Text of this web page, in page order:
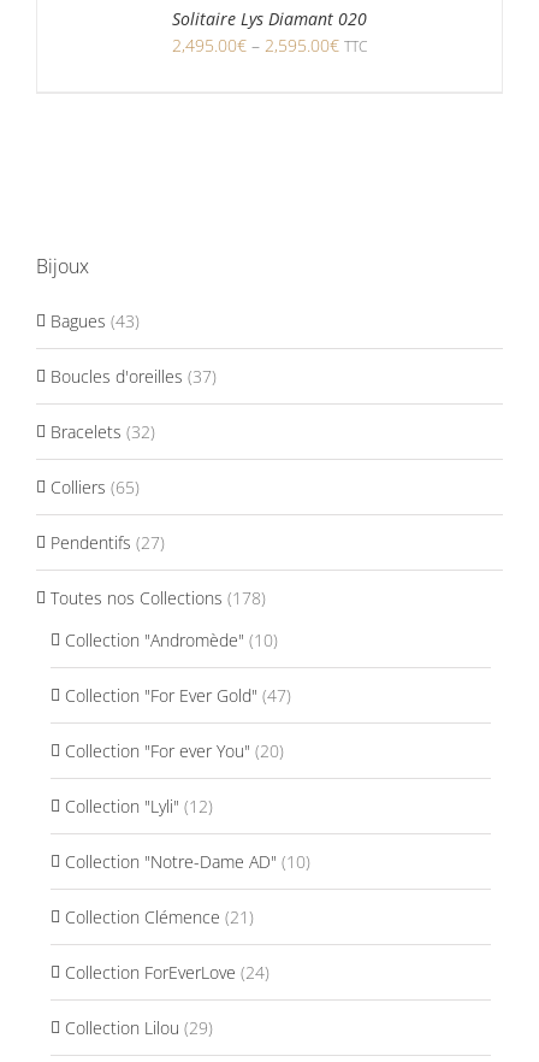
Solitaire Lys Diamant 020
2,495.00€ – 2,595.00€ TTC
Bijoux
Bagues (43)
Boucles d'oreilles (37)
Bracelets (32)
Colliers (65)
Pendentifs (27)
Toutes nos Collections (178)
Collection "Andromède" (10)
Collection "For Ever Gold" (47)
Collection "For ever You" (20)
Collection "Lyli" (12)
Collection "Notre-Dame AD" (10)
Collection Clémence (21)
Collection ForEverLove (24)
Collection Lilou (29)